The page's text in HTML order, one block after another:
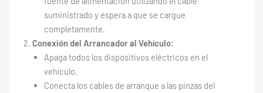
suministrado y espera a que se cargue
completamente.
Conexión del Arrancador al Vehículo:
Apaga todos los dispositivos eléctricos en el
vehículo.
Conecta los cables de arranque a las pinzas del